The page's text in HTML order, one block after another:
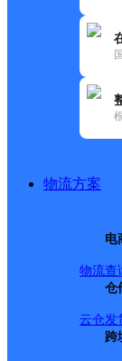
物流方案
电
物流查
仓
云仓发
跨
韵达
所属快递：韵
所属区域：福
网点地址：
网点负责人：